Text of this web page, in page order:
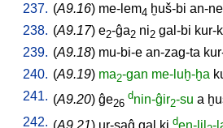
237. (A9.16) me-lem4 ḫuš-bi an-ne
238. (A9.17) e2-ĝa2 ni2 gal-bi kur-
239. (A9.18) mu-bi-e an-zag-ta
240. (A9.19) ma2-gan me-luḫ-ḫa
241. (A9.20) ĝe26
dnin-ĝir2-su a
242. (A9.21) ur-saĝ gal ki den-lil -